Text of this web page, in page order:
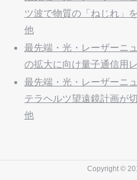
ツ波で物質の「ねじれ」
他
最先端・光・レーザーニ
の拡大に向け量子通信用
最先端・光・レーザーニ
テラヘルツ望遠鏡計画が
他
Copyright ©